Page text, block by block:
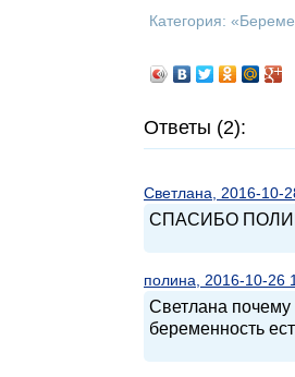
Категория: «
Ответы (2):
Светлана, 2016-10-
СПАСИБО
полина, 2016-10-26
Светлана почему
беременность